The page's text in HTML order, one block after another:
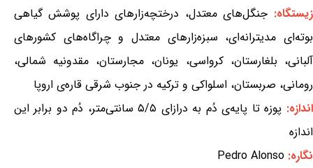
زیستگاه: جنگل‌های معتدل، درختچه‌زارهای دارای پوشش گیاهی
بوته‌ای مدیترانه‌ای، سبزه‌زارهای معتدل و چراگاه‌های کشورهای
آلبانی، بلغارستان، کرواسی، یونان، مجارستان، مقدونیه شمالی،
رومانی، صربستان، اسلواکی و ترکیه در جنوب شرقی قاره‌ی اروپا
اندازه:
پوزه تا پایه‌ی دُم به درازای ۵/۵ سانتی‌متر، دُم دو برابر این
اندازه
نگاره: Pedro Alonso